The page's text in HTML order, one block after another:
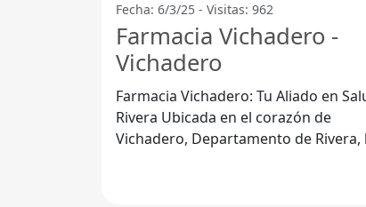
Fecha: 6/3/25 - Visitas: 962
Farmacia Vichadero -
Vichadero
Farmacia Vichadero: Tu Aliado en
Rivera Ubicada en el corazón de
Vichadero, Departamento de Rivera,